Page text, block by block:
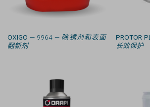
OXIGO — 9964 — 除锈剂和表面
翻新剂
PROTOR PL
长效保护